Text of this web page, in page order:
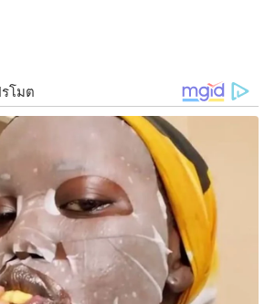
ำนี้ ในฐานะที่เป็นผู้ปฏิบัติงานถือว่า
และเรามาทำทุกอย่างให้เรียบร้อย
นพื้นที่นั้น ทั้งเรื่องเศรษฐกิจ ชีวิตความ
ตรียมพร้อมหากมีสถานการณ์ฉุกเฉิน
โรงพยาบาลสนาม ศูนย์พักพิง ต้อง
งมีความตื่นตัวตลอดเวลา หาก
งรอผู้อำนวยการโรงเรียน สามารถ
ด้ทันที และนายกฯ ย้ำว่า ไม่ว่าจะเกิด
ประชาชน โดยเฉพาะอย่างยิ่งผู้สูง